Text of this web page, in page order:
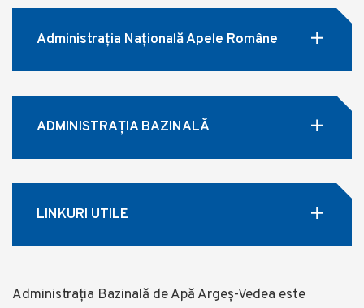
Administrația Națională Apele Române
ADMINISTRAȚIA BAZINALĂ
LINKURI UTILE
Administrația Bazinală de Apă Argeș-Vedea este